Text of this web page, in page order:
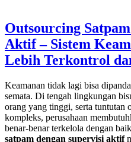
Outsourcing
Aktif – Sistem
Lebih Terkontrol
Keamanan tidak lagi bisa
semata. Di tengah lingkungan
orang yang tinggi, serta tuntutan
kompleks, perusahaan
benar-benar terkelola dengan
satpam dengan supervisi aktif